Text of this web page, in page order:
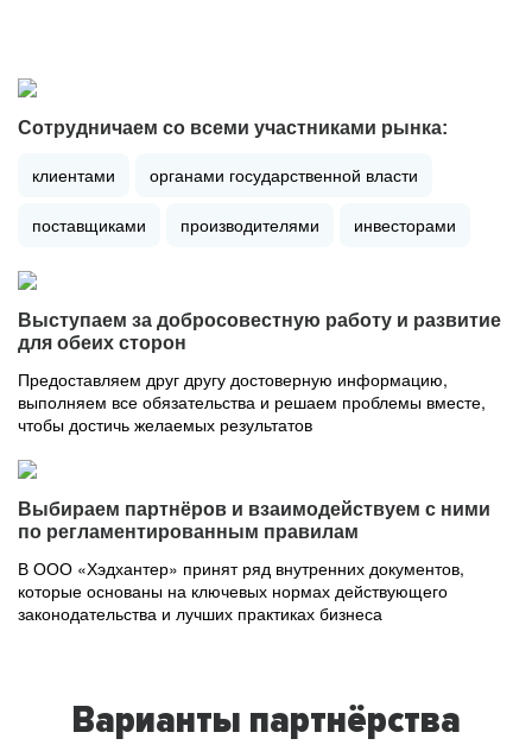
Сотрудничаем со всеми участниками рынка:
клиентами органами государственной власти
поставщиками производителями инвесторами
Выступаем за добросовестную работу и развитие
для обеих сторон
Предоставляем друг другу достоверную информацию,
выполняем все обязательства и решаем проблемы вместе,
чтобы достичь желаемых результатов
Выбираем партнёров и взаимодействуем с ними
по регламентированным правилам
В ООО «Хэдхантер» принят ряд внутренних документов,
которые основаны на ключевых нормах действующего
законодательства и лучших практиках бизнеса
Варианты партнёрства